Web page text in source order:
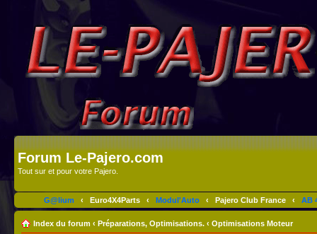
Forum Le-Pajero.com
Tout sur et pour votre Pajero.
G@lium ‹ Euro4X4Parts ‹ Modul'Auto ‹ Pajero Club France ‹ AB
Index du forum ‹ Préparations, Optimisations. ‹ Optimisations Moteur